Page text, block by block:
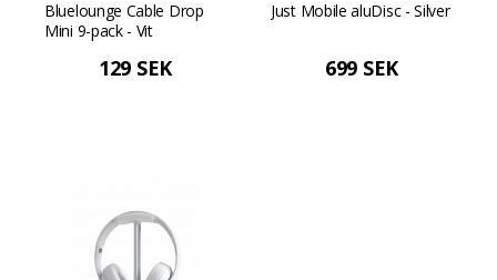
Bluelounge Cable Drop
Mini 9-pack - Vit
129 SEK
Just Mobile aluDisc - Silver
699 SEK